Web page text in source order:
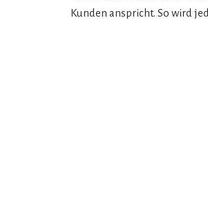
Kunden anspricht. So wird